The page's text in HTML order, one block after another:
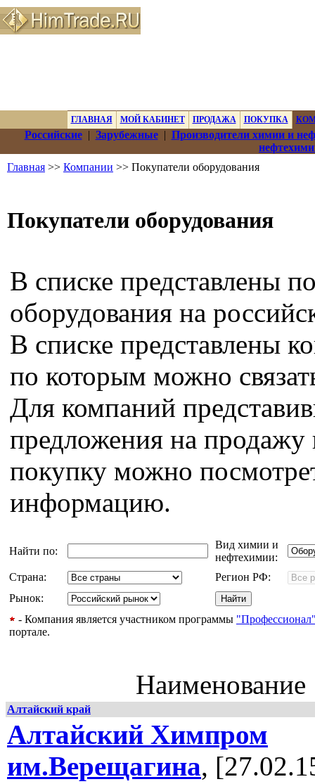
ГЛАВНАЯ МОЙ КАБИНЕТ ПРОДАЖА ПОКУПКА
Российские| Зарубежные| Производители химии и
Главная >> Компании >> Покупатели оборудования
Покупатели оборудования
В списке представлены
оборудования на
В списке представлены
по которым можно
Для компаний
предложения на продажу
покупку можно
информацию.
Найти по:
Вид химии и
нефтехимии:
Страна:
Регион РФ:
Рынок:
- Компания является участником программы
портале.
Наименование
Алтайский край
Алтайский Химпром
им.Верещагина,